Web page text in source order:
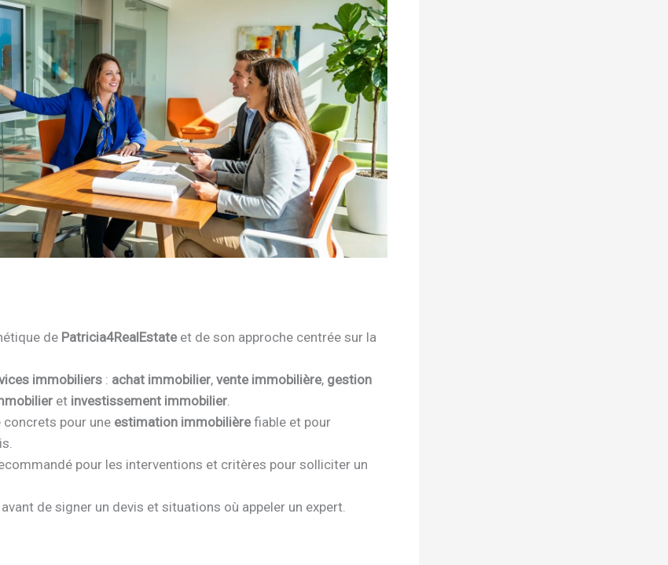
de Patricia4RealEstateet de son approche centrée sur la
immobiliers : achat immobilier, vente immobilière, gestion
et investissement immobilier
pour une estimation immobilièrefiable et pour
pour les interventions et critères pour solliciter un
de signer un devis et situations où appeler un expert.